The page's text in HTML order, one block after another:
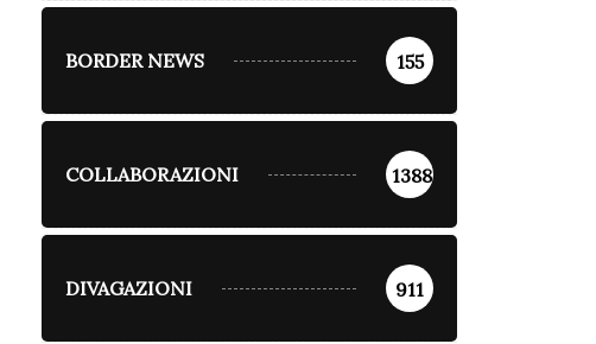
BORDER NEWS 155
COLLABORAZIONI 1388
DIVAGAZIONI 911